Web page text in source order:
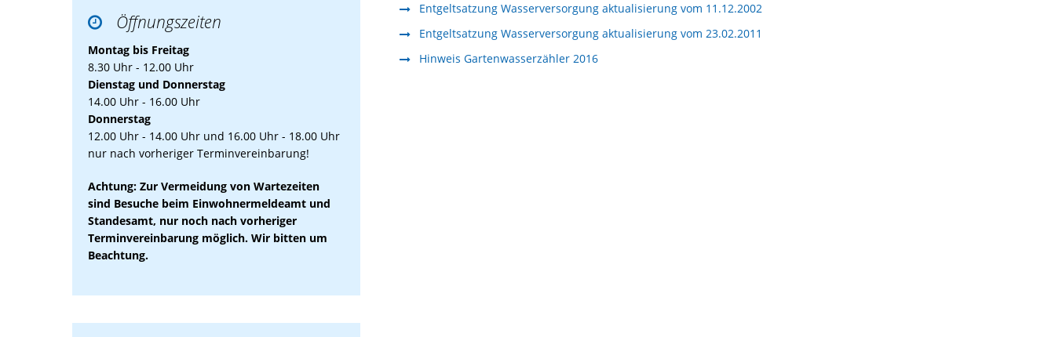
Entgeltsatzung Wasserversorgung aktualisierung vom 11.12.2002
Entgeltsatzung Wasserversorgung aktualisierung vom 23.02.2011
Hinweis Gartenwasserzähler 2016
 Öffnungszeiten
Montag bis Freitag
8.30 Uhr - 12.00 Uhr
Dienstag und Donnerstag
14.00 Uhr - 16.00 Uhr
Donnerstag
12.00 Uhr - 14.00 Uhr und 16.00 Uhr - 18.00 Uhr
nur nach vorheriger Terminvereinbarung!
Achtung: Zur Vermeidung von Wartezeiten
sind Besuche beim Einwohnermeldeamt und
Standesamt, nur noch nach vorheriger
Terminvereinbarung möglich. Wir bitten um
Beachtung.